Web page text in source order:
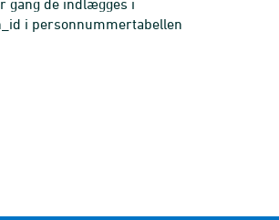
gang de indlægges i
i personnummertabellen